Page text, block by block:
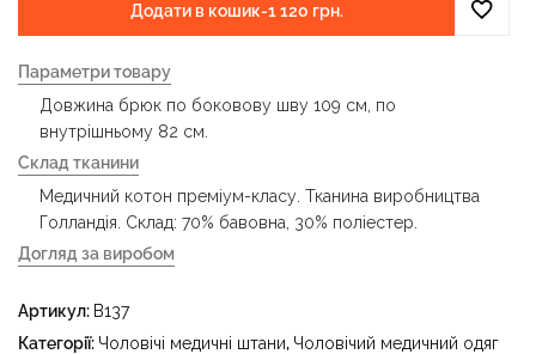
Додати в кошик-1 120 грн.
Параметри товару
Довжина брюк по боковову шву 109 см, по
внутрішньому 82 см.
Склад тканини
Медичний котон преміум-класу. Тканина виробництва
Голландія. Склад: 70% бавовна, 30% поліестер.
Догляд за виробом
прасувати за температури праски до 150 °C - не
відбілювати - суха чистка з використанням
Артикул: B137
Категорії: Чоловічі медичні штани, Чоловічий медичний одяг